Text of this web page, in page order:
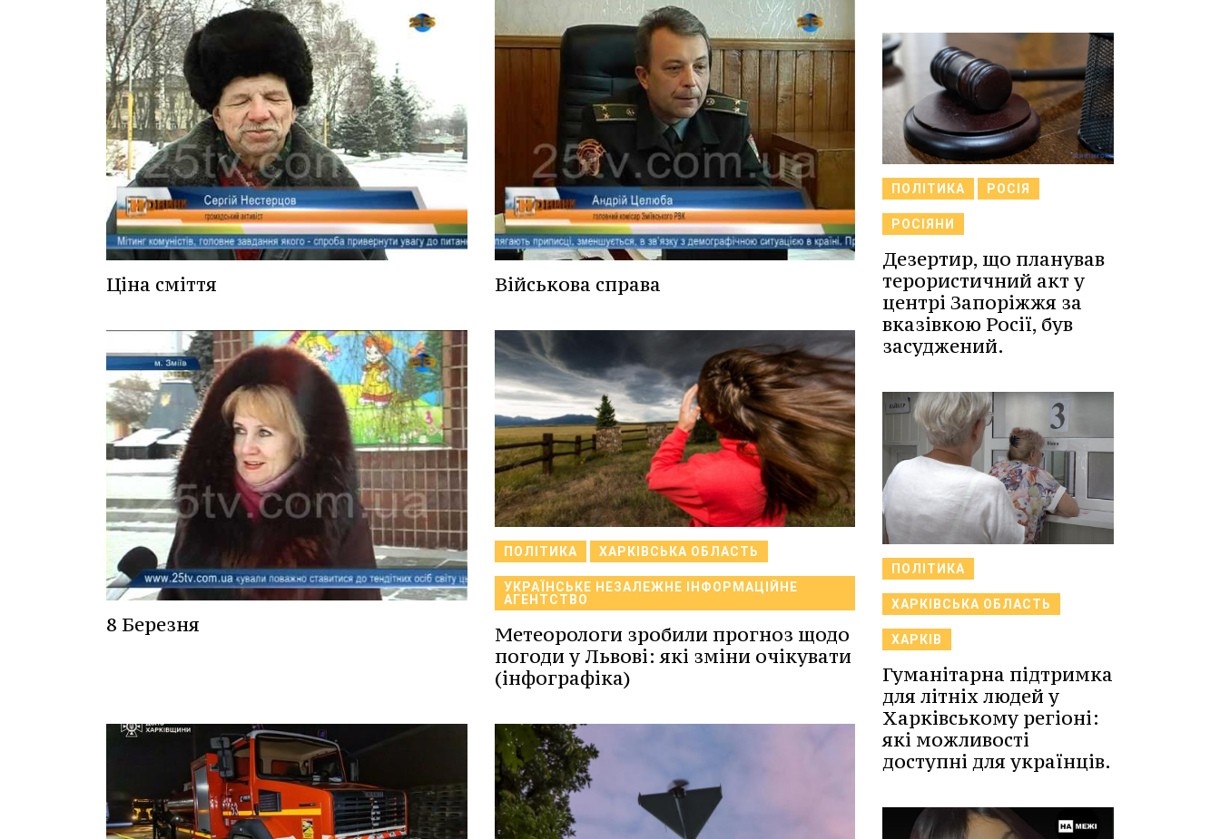
Ціна сміття Військова справа
8 Березня
ПОЛІТИКА ХАРКІВСЬКА ОБЛАСТЬ
УКРАЇНСЬКЕ НЕЗАЛЕЖНЕ ІНФОРМАЦІЙНЕ
АГЕНТСТВО
Метеорологи зробили прогноз щодо
погоди у Львові: які зміни очікувати
(інфографіка)
ПОЛІТИКА РОСІЯ
РОСІЯНИ
Дезертир, що планував
терористичний акт у
центрі Запоріжжя за
вказівкою Росії, був
засуджений.
ПОЛІТИКА
ХАРКІВСЬКА ОБЛАСТЬ
ХАРКІВ
Гуманітарна підтримка
для літніх людей у
Харківському регіоні:
які можливості
доступні для українців.